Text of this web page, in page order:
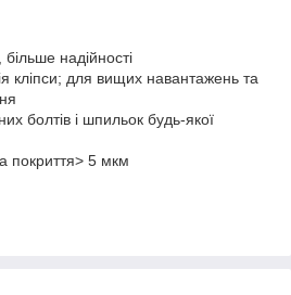
надійності
кліпси; для вищих навантажень та
болтів і шпильок будь-якої
покриття> 5 мкм